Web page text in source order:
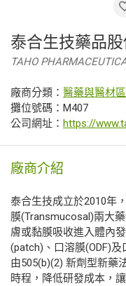
泰合生技藥品
TAHO
廠商分類： 醫藥與醫材區
攤位號碼：M407
公司網址： https://
廠商介紹
泰合生技成立於2010年
膜(Transmucosal)兩大
膚或黏膜吸收進入體內
(patch)、口溶膜(ODF)
由505(b)(2) 新劑型新藥
時程，降低研發成本，